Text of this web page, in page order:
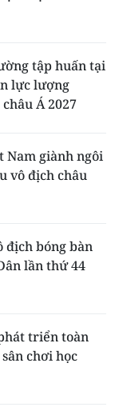
tập huấn tại
lực lượng
Á 2027
Nam giành ngôi
vô địch châu
địch bóng bàn
lần thứ 44
triển toàn
chơi học